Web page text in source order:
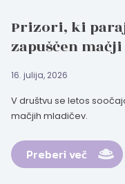
Prizori, ki
zapuščen
16. julija, 2026
V društvu se letos
mačjih mladičev.
Preberi več